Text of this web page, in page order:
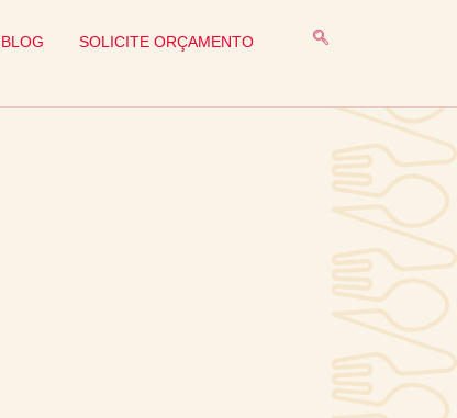
BLOG SOLICITE ORÇAMENTO